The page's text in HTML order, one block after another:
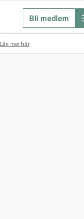
Bli medlem
Läs mer här